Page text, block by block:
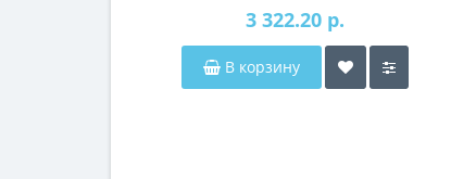
3 322.20 р.
В корзину